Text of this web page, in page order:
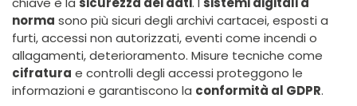
norma sono più sicuri degli archivi cartacei, esposti a
furti, accessi non autorizzati, eventi come incendi o
allagamenti, deterioramento. Misure tecniche come
cifratura e controlli degli accessi proteggono le
informazioni e garantiscono la conformità al GDPR.